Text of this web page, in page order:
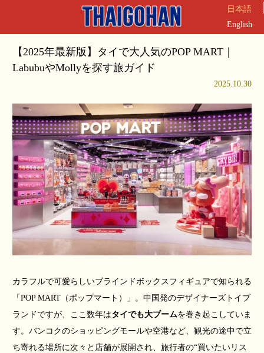
English
日本語
【2025年最新版】タイで大人気のPOP MART｜
LabubuやMollyを探す旅ガイド
2025.10.30
カラフルで可愛らしいブラインドボックスフィギュアで知られる
「POP MART（ポップマート）」。中国発のデザイナーズトイブ
ランドですが、ここ数年はタイでも大ブームを巻き起こしていま
す。バンコクのショッピングモールや空港など、観光の途中で立
ち寄れる場所に次々と店舗が展開され、旅行者の“買いたいリス